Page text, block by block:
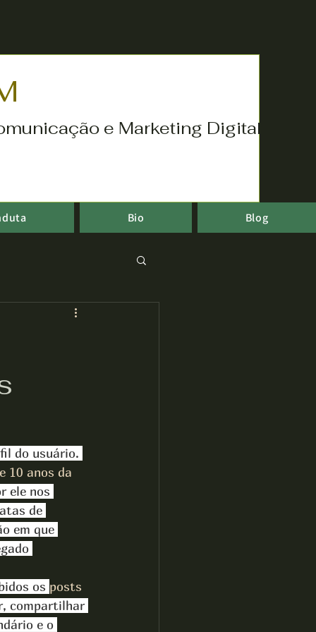
e Marketing Digital
Bio Blog
do usuário.
10 anos da
ele nos
de
em que
os posts
compartilhar
e o